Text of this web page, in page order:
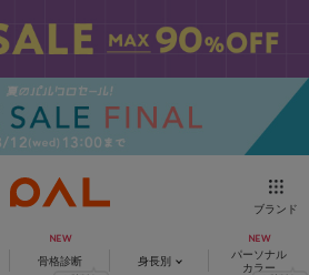
ブランド
骨格診断 身長別
パーソナル
カラー